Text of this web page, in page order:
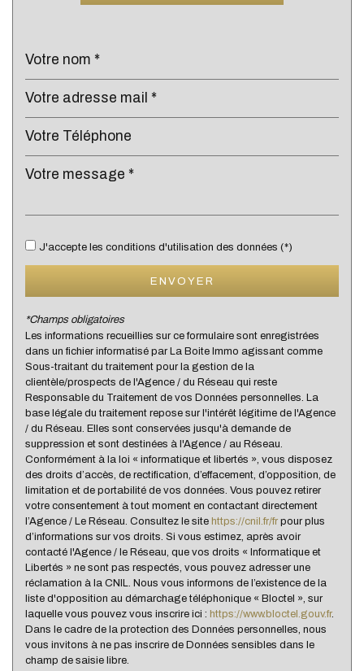
Mairie
statistiques
Propriétaires (vs. locataires)
Habitants de moins de 25 ans
30,83 %
Habitants de 25 à 55 ans
36,04 %
Habitants de plus de 55 ans
Nombre d'enfants par famille
1,02
Familles sans enfant
Familles avec 1 ou 2 enfants
42,31 %
Maisons
77,96 %
Appartements
22,04 %
Familles avec 3 enfants
J'accepte les conditions d'utilisation des données (*)
ENVOYER
*Champs obligatoires
Les informations recueillies sur ce formulaire sont enregistrées
dans un fichier informatisé par La Boite Immo agissant comme
Sous-traitant du traitement pour la gestion de la
clientèle/prospects de l'Agence / du Réseau qui reste
Responsable du Traitement de vos Données personnelles. La
base légale du traitement repose sur l'intérêt légitime de l'Agence
/ du Réseau. Elles sont conservées jusqu'à demande de
suppression et sont destinées à l'Agence / au Réseau.
Conformément à la loi « informatique et libertés », vous disposez
des droits d’accès, de rectification, d’effacement, d’opposition, de
limitation et de portabilité de vos données. Vous pouvez retirer
votre consentement à tout moment en contactant directement
l’Agence / Le Réseau. Consultez le site https://cnil.fr/fr pour plus
d’informations sur vos droits. Si vous estimez, après avoir
contacté l'Agence / le Réseau, que vos droits « Informatique et
Libertés » ne sont pas respectés, vous pouvez adresser une
réclamation à la CNIL. Nous vous informons de l’existence de la
liste d'opposition au démarchage téléphonique « Bloctel », sur
laquelle vous pouvez vous inscrire ici : https://www.bloctel.gouv.fr.
Dans le cadre de la protection des Données personnelles, nous
vous invitons à ne pas inscrire de Données sensibles dans le
champ de saisie libre.